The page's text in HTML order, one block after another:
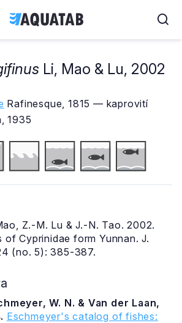
Li, Mao & Lu, 2002
Rafinesque, 1815 — kaprovití
1935
Z.-M. Lu & J.-N. Tao. 2002.
of Cyprinidae form Yunnan. J.
(no. 5): 385-387.
W. N. & Van der Laan,
Eschmeyer's catalog of fishes: